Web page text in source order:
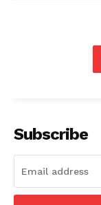
Subscribe